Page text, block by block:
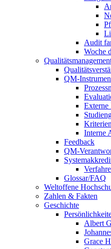
Audit
Woche
QM-
Externe
Interne
Feedback
QM-
Glossar/FAQ
Weltoffene
Zahlen & Fakten
Geschichte
Albert
Grace